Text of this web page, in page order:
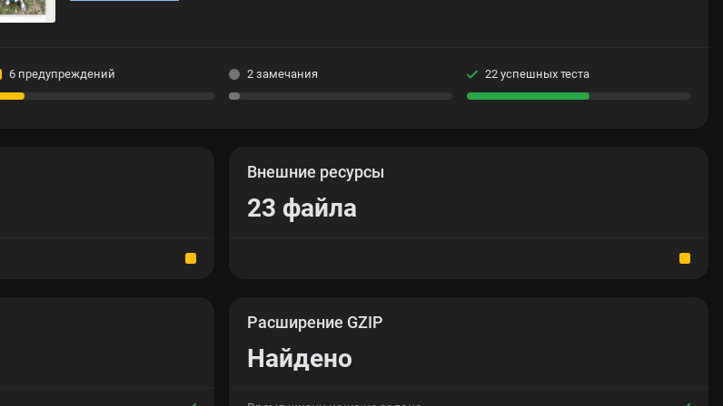
6 предупреждений 2 замечания 22 успешных теста
Внешние ресурсы
23 файла
Расширение GZIP
Найдено